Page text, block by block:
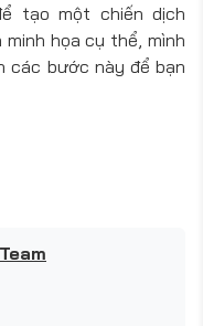
tạo một chiến dịch
minh họa cụ thể, mình
các bước này để bạn